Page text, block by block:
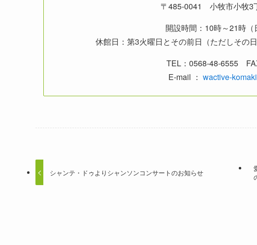
〒485-0041 小牧市小牧
開設時間：10時～21時（
休館日：第3火曜日とその前日（ただしその
TEL：0568-48-6555
E-mail ： wactive-
シャンテ・ドゥよりシャンソンコンサートのお知らせ